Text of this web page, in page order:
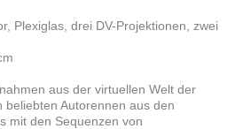
Plexiglas, drei DV-Projektionen, zwei
aus der virtuellen Welt der
beliebten Autorennen aus den
mit den Sequenzen von